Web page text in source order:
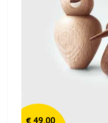
€ 49,00